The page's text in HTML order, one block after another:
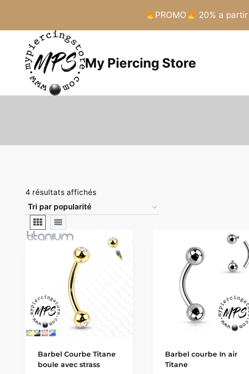
PROMO 20% a
contenu
My Piercing Store
4 résultats affichésTrié
Barbel Courbe Titane
boule avec strass
Barbel courbe In air
Titane